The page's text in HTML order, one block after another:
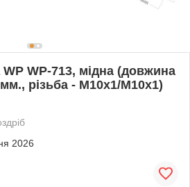
WP WP-713, мідна (довжина
різьба - М10х1/М10х1)
2026